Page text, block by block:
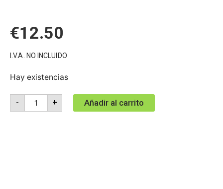
€12.50
I.V.A. NO INCLUIDO
Hay existencias
- + Añadir al carrito